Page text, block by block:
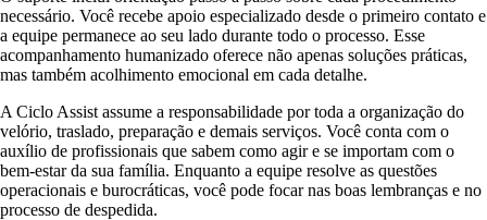
necessário. Você recebe apoio especializado desde o primeiro contato e
a equipe permanece ao seu lado durante todo o processo. Esse
acompanhamento humanizado oferece não apenas soluções práticas,
mas também acolhimento emocional em cada detalhe.
A Ciclo Assist assume a responsabilidade por toda a organização do
velório, traslado, preparação e demais serviços. Você conta com o
auxílio de profissionais que sabem como agir e se importam com o
bem-estar da sua família. Enquanto a equipe resolve as questões
operacionais e burocráticas, você pode focar nas boas lembranças e no
processo de despedida.